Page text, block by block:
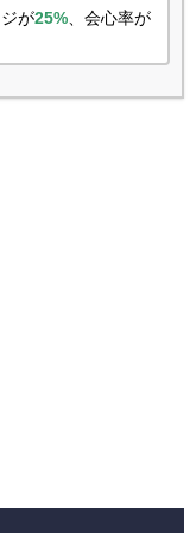
が25% 、会心率が